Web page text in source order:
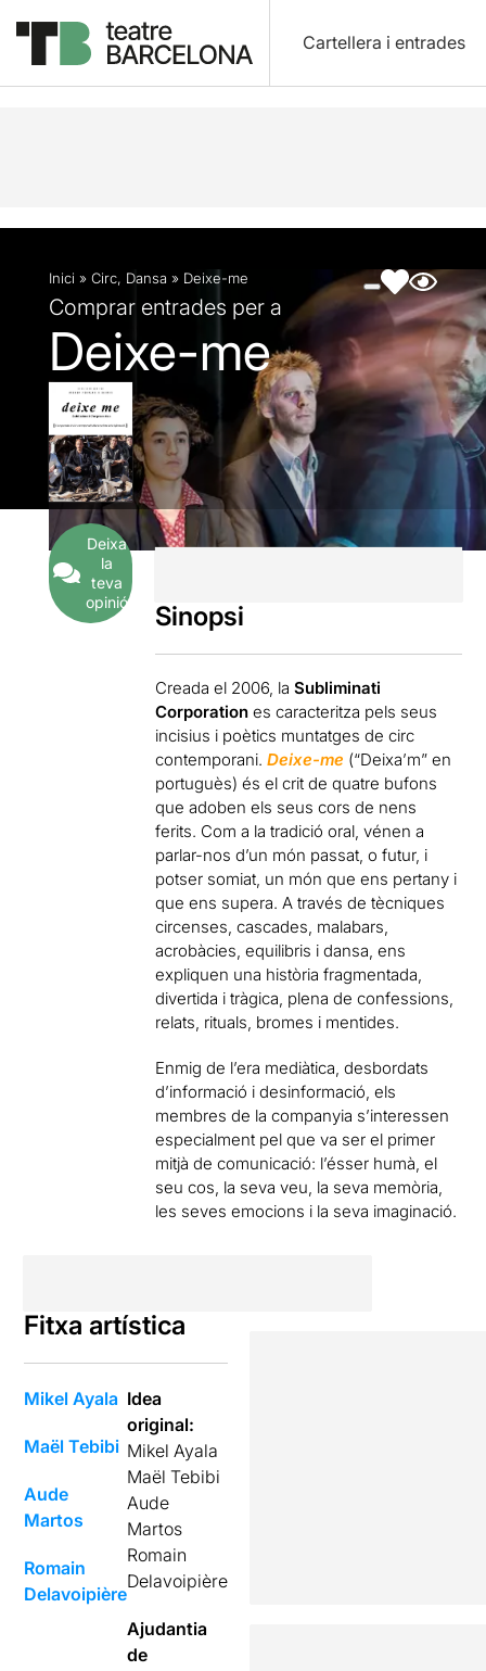
Cartellera i entrades
Descripció Fitxa artística Fotos i vídeos
Inici » Circ, Dansa » Deixe-me
Comprar entrades per a
Deixe-me
Deixa
la
teva
opinió
Sinopsi
Creada el 2006, laSubliminati
Corporation es caracteritza pels seus
incisius i poètics muntatges de circ
contemporani.Deixe-me (“Deixa’m” en
portuguès) és el crit de quatre bufons
que adoben els seus cors de nens
ferits. Com a la tradició oral, vénen a
parlar-nos d’un món passat, o futur, i
potser somiat, un món que ens pertany i
que ens supera. A través de tècniques
circenses, cascades, malabars,
acrobàcies, equilibris i dansa, ens
expliquen una història fragmentada,
divertida i tràgica, plena de confessions,
relats, rituals, bromes i mentides.
Enmig de l’era mediàtica, desbordats
d’informació i desinformació, els
membres de la companyia s’interessen
especialment pel que va ser el primer
mitjà de comunicació: l’ésser humà, el
seu cos, la seva veu, la seva memòria,
les seves emocions i la seva imaginació.
Fitxa artística
Mikel Ayala
Maël Tebibi
Aude
Martos
Romain
Delavoipière
Idea
original:
Mikel Ayala
Maël Tebibi
Aude
Martos
Romain
Delavoipière
Ajudantia
de